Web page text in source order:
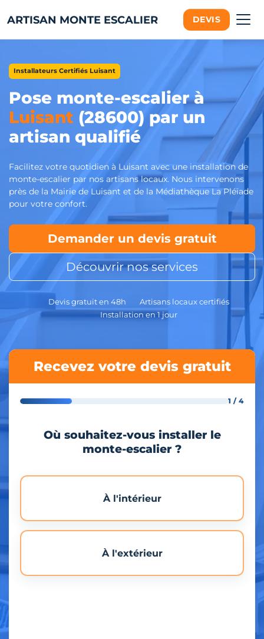
ARTISAN MONTE ESCALIER DEVIS
Installateurs Certifiés Luisant
Pose monte-escalier à
Luisant (28600) par un
artisan qualifié
Facilitez votre quotidien à Luisant avec une installation de
monte-escalier par nos artisans locaux. Nous intervenons
près de la Mairie de Luisant et de la Médiathèque La Pléïade
pour votre confort.
Demander un devis gratuit
Découvrir nos services
Devis gratuit en 48h
Artisans locaux certifiés
Installation en 1 jour
Recevez votre devis gratuit
1 / 4
Où souhaitez-vous installer le
monte-escalier ?
À l'intérieur
À l'extérieur